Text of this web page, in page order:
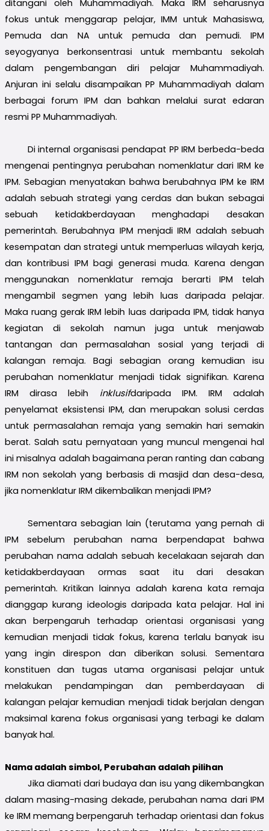
ditangani oleh Muhammadiyah. Maka IRM seharusnya
fokus untuk menggarap pelajar, IMM untuk Mahasiswa,
Pemuda dan NA untuk pemuda dan pemudi. IPM
seyogyanya berkonsentrasi untuk membantu sekolah
dalam pengembangan diri pelajar Muhammadiyah.
Anjuran ini selalu disampaikan PP Muhammadiyah dalam
berbagai forum IPM dan bahkan melalui surat edaran
resmi PP Muhammadiyah.
Di internal organisasi pendapat PP IRM berbeda-beda
mengenai pentingnya perubahan nomenklatur dari IRM ke
IPM. Sebagian menyatakan bahwa berubahnya IPM ke IRM
adalah sebuah strategi yang cerdas dan bukan sebagai
sebuah ketidakberdayaan menghadapi desakan
pemerintah. Berubahnya IPM menjadi IRM adalah sebuah
kesempatan dan strategi untuk memperluas wilayah kerja,
dan kontribusi IPM bagi generasi muda. Karena dengan
menggunakan nomenklatur remaja berarti IPM telah
mengambil segmen yang lebih luas daripada pelajar.
Maka ruang gerak IRM lebih luas daripada IPM, tidak hanya
kegiatan di sekolah namun juga untuk menjawab
tantangan dan permasalahan sosial yang terjadi di
kalangan remaja. Bagi sebagian orang kemudian isu
perubahan nomenklatur menjadi tidak signifikan. Karena
IRM dirasa lebih inklusifdaripada IPM. IRM adalah
penyelamat eksistensi IPM, dan merupakan solusi cerdas
untuk permasalahan remaja yang semakin hari semakin
berat. Salah satu pernyataan yang muncul mengenai hal
ini misalnya adalah bagaimana peran ranting dan cabang
IRM non sekolah yang berbasis di masjid dan desa-desa,
jika nomenklatur IRM dikembalikan menjadi IPM?
Sementara sebagian lain (terutama yang pernah di
IPM sebelum perubahan nama berpendapat bahwa
perubahan nama adalah sebuah kecelakaan sejarah dan
ketidakberdayaan ormas saat itu dari desakan
pemerintah. Kritikan lainnya adalah karena kata remaja
dianggap kurang ideologis daripada kata pelajar. Hal ini
akan berpengaruh terhadap orientasi organisasi yang
kemudian menjadi tidak fokus, karena terlalu banyak isu
yang ingin direspon dan diberikan solusi. Sementara
konstituen dan tugas utama organisasi pelajar untuk
melakukan pendampingan dan pemberdayaan di
kalangan pelajar kemudian menjadi tidak berjalan dengan
maksimal karena fokus organisasi yang terbagi ke dalam
banyak hal.
Nama adalah simbol, Perubahan adalah pilihan
Jika diamati dari budaya dan isu yang dikembangkan
dalam masing-masing dekade, perubahan nama dari IPM
ke IRM memang berpengaruh terhadap orientasi dan fokus